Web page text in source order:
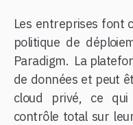
Les entreprises font
politique de
Paradigm. La
de données et peut
cloud privé, ce
contrôle total sur